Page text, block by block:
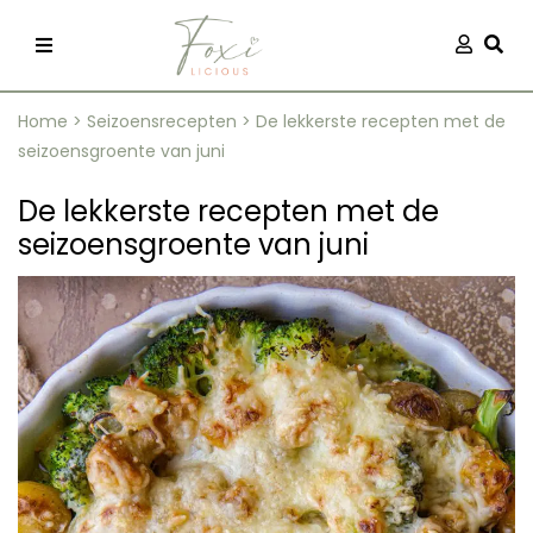
kleding
Home > Seizoensrecepten > De lekkerste recepten met de
seizoensgroente van juni
De lekkerste recepten met de
seizoensgroente van juni